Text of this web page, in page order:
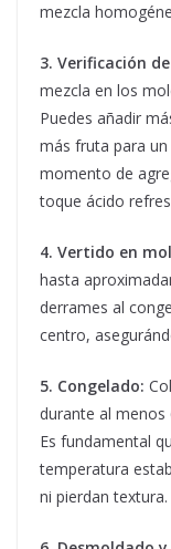
mezcla
3. Verificación
mezcla en los
Puedes añadir
más fruta para
momento de
toque ácido
4. Vertido en
hasta
derrames al
centro,
5. Congelado:
durante al
Es fundamental
temperatura
ni pierdan textura.